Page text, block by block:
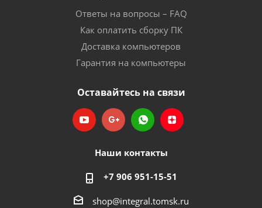
Ответы на вопросы – FAQ
Как оплатить сборку ПК
Доставка компьютеров
Гарантия на компьютеры
Оставайтесь на связи
Наши контакты
+7 906 951-15-51
shop@integral.tomsk.ru